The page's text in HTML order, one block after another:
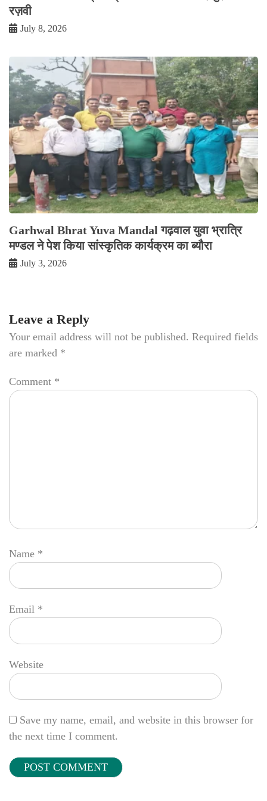
रज़वी
July 8, 2026
Garhwal Bhrat Yuva Mandal गढ़वाल युवा भ्रात्रि
मण्डल ने पेश किया सांस्कृतिक कार्यक्रम का ब्यौरा
July 3, 2026
Leave a Reply
Your email address will not be published. Required fields
are marked *
Comment *
Name *
Email *
Website
Save my name, email, and website in this browser for
the next time I comment.